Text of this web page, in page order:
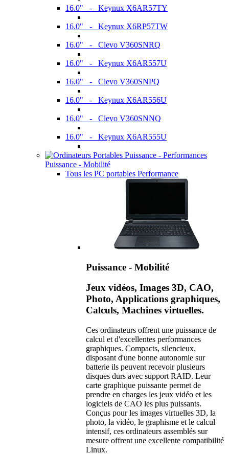
16.0" - Keynux X6AR57TY
16.0" - Keynux X6RP57TW
16.0" - Clevo V360SNRQ
16.0" - Keynux X6AR557U
16.0" - Clevo V360SNPQ
16.0" - Keynux X6AR556U
16.0" - Clevo V360SNNQ
16.0" - Keynux X6AR555U
Puissance - Mobilité
Tous les PC portables Performance
Puissance - Mobilité
Jeux vidéos, Images 3D, CAO,
Photo, Applications graphiques,
Calculs, Machines virtuelles.
Ces ordinateurs offrent une puissance de
calcul et d'excellentes performances
graphiques. Compacts, silencieux,
disposant d'une bonne autonomie sur
batterie ils peuvent recevoir plusieurs
disques durs avec support RAID. Leur
carte graphique puissante permet de
prendre en charges les jeux vidéo et les
logiciels de CAO les plus puissants.
Conçus pour les images virtuelles 3D, la
photo, la vidéo, le graphisme et le calcul
intensif, ces ordinateurs assemblés sur
mesure offrent une excellente compatibilité
Linux.